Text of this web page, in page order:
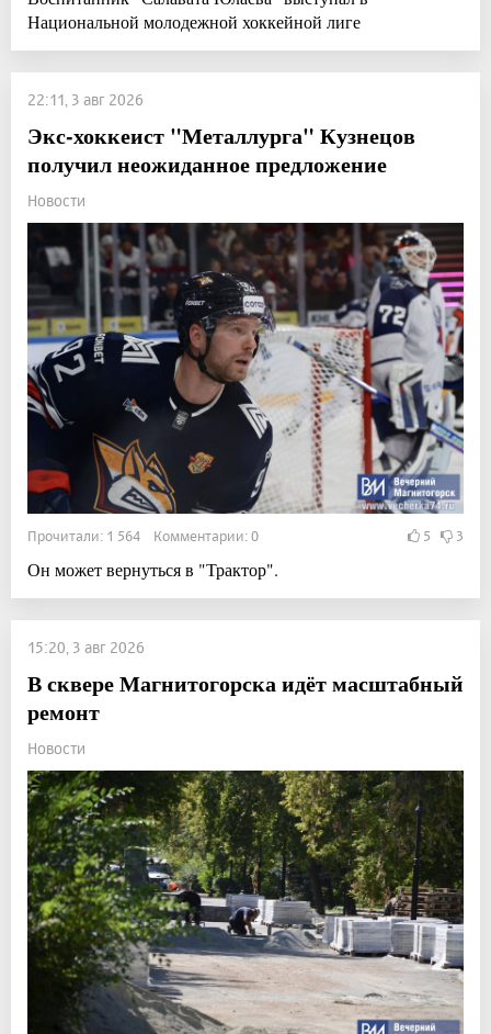
Национальной молодежной хоккейной лиге
22:11, 3 авг 2026
Экс-хоккеист "Металлурга" Кузнецов
получил неожиданное предложение
Новости
Прочитали: 1 564 Комментарии: 0 5 3
Он может вернуться в "Трактор".
15:20, 3 авг 2026
В сквере Магнитогорска идёт масштабный
ремонт
Новости